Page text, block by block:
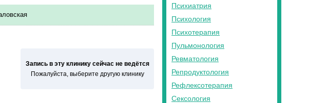
Запись в эту клинику сейчас не ведётся
Пожалуйста, выберите другую клинику
Психиатрия
Психология
Психотерапия
Пульмонология
Ревматология
Репродуктология
Рефлексотерапия
Сексология